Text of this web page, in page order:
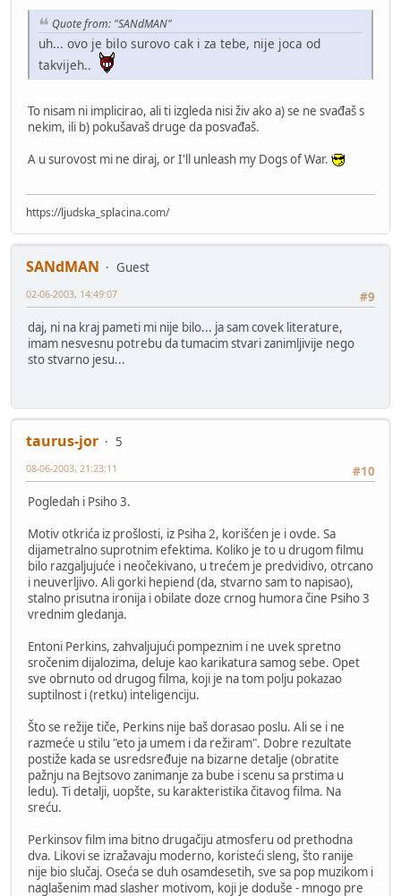
Quote from: "SANdMAN"
uh... ovo je bilo surovo cak i za tebe, nije joca od
takvijeh..
To nisam ni implicirao, ali ti izgleda nisi živ ako a) se ne svađaš s
nekim, ili b) pokušavaš druge da posvađaš.
A u surovost mi ne diraj, or I'll unleash my Dogs of War.
https://ljudska_splacina.com/
SANdMAN
Guest
#9
02-06-2003, 14:49:07
daj, ni na kraj pameti mi nije bilo... ja sam covek literature,
imam nesvesnu potrebu da tumacim stvari zanimljivije nego
sto stvarno jesu...
taurus-jor
5
#10
08-06-2003, 21:23:11
Pogledah i Psiho 3.
Motiv otkrića iz prošlosti, iz Psiha 2, korišćen je i ovde. Sa
dijametralno suprotnim efektima. Koliko je to u drugom filmu
bilo razgaljujuće i neočekivano, u trećem je predvidivo, otrcano
i neuverljivo. Ali gorki hepiend (da, stvarno sam to napisao),
stalno prisutna ironija i obilate doze crnog humora čine Psiho 3
vrednim gledanja.
Entoni Perkins, zahvaljujući pompeznim i ne uvek spretno
sročenim dijalozima, deluje kao karikatura samog sebe. Opet
sve obrnuto od drugog filma, koji je na tom polju pokazao
suptilnost i (retku) inteligenciju.
Što se režije tiče, Perkins nije baš dorasao poslu. Ali se i ne
razmeće u stilu "eto ja umem i da režiram". Dobre rezultate
postiže kada se usredsređuje na bizarne detalje (obratite
pažnju na Bejtsovo zanimanje za bube i scenu sa prstima u
ledu). Ti detalji, uopšte, su karakteristika čitavog filma. Na
sreću.
Perkinsov film ima bitno drugačiju atmosferu od prethodna
dva. Likovi se izražavaju moderno, koristeći sleng, što ranije
nije bio slučaj. Oseća se duh osamdesetih, sve sa pop muzikom i
naglašenim mad slasher motivom, koji je doduše - mnogo pre